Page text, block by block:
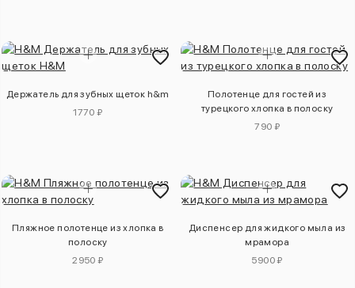
Держатель для зубных щеток h&m
1770 ₽
Полотенце для гостей из
турецкого хлопка в полоску
790 ₽
Пляжное полотенце из хлопка в
полоску
2950 ₽
Диспенсер для жидкого мыла из
мрамора
5900 ₽